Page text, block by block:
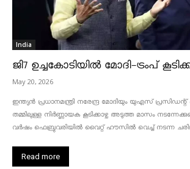
India
ജി7 ഉച്ചകോടിയിൽ മോദി-ട്രംപ്
May 20, 2026
ഇന്ത്യൻ പ്രധാനമന്ത്രി നരേന്ദ്ര മോദിയും യുഎസ്
തമ്മിലുള്ള നിർണ്ണായക കൂടിക്കാഴ്ച അടുത്ത മാസം
വർഷം ഫെബ്രുവരിയിൽ വൈറ്റ് ഹൗസിൽ വെച്ച് നടന്ന
Read more